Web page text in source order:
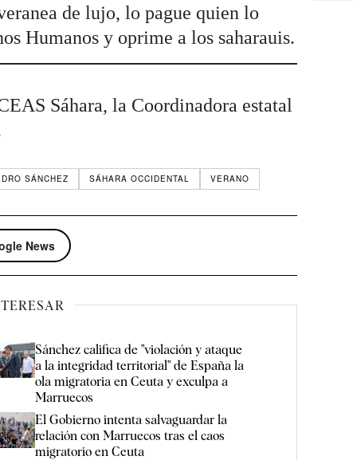
de lujo, lo pague quien lo
Humanos y oprime a los saharauis.
Sáhara, la Coordinadora estatal
SÁNCHEZ SÁHARA OCCIDENTAL VERANO
News
Sánchez califica de "violación y ataque
a la integridad territorial" de España la
ola migratoria en Ceuta y exculpa a
Marruecos
El Gobierno intenta salvaguardar la
relación con Marruecos tras el caos
migratorio en Ceuta